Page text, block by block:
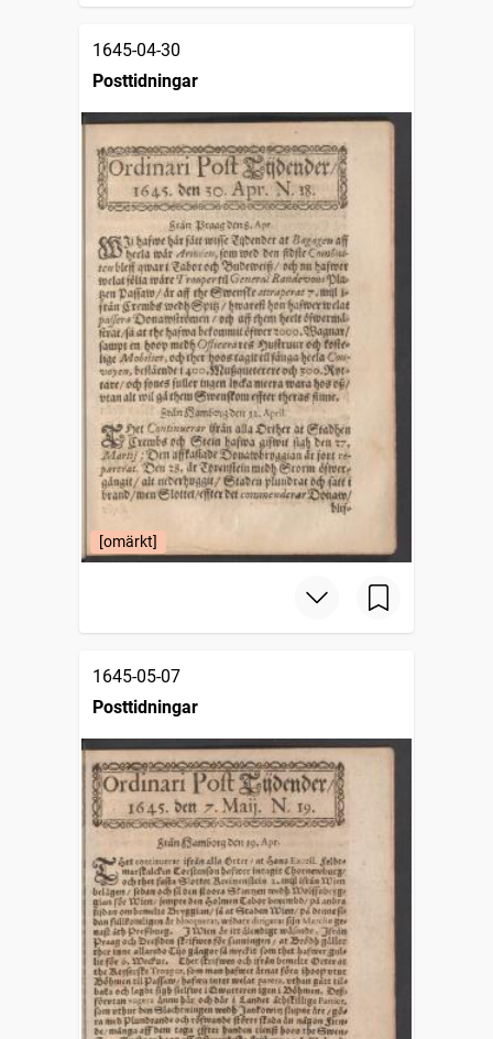
1645-04-30
Posttidningar
[omärkt]
1645-05-07
Posttidningar